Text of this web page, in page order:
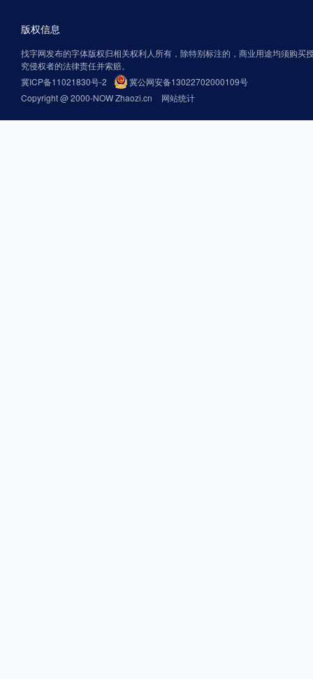
版权信息
找字网发布的字体版权归相关权利人所有，除特别标注的，商业用途均须购买
究侵权者的法律责任并索赔。
冀ICP备11021830号-2
冀公网安备13022702000109号
Copyright @ 2000-NOW Zhaozi.cn
网站统计